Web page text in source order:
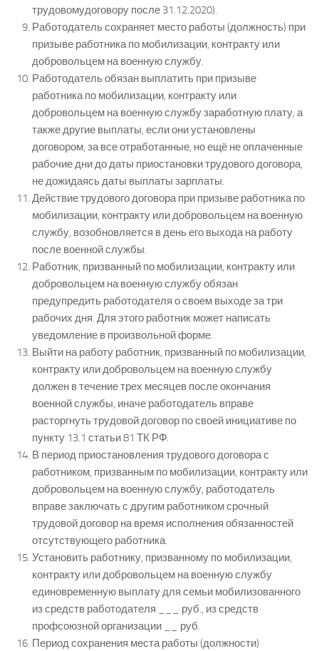
трудовомудоговору после 31.12.2020).
Работодатель сохраняет место работы (должность) при
призыве работника по мобилизации, контракту или
добровольцем на военную службу.
Работодатель обязан выплатить при призыве
работника по мобилизации, контракту или
добровольцем на военную службу заработную плату, а
также другие выплаты, если они установлены
договором, за все отработанные, но ещё не оплаченные
рабочие дни до даты приостановки трудового договора,
не дожидаясь даты выплаты зарплаты.
Действие трудового договора при призыве работника по
мобилизации, контракту или добровольцем на военную
службу, возобновляется в день его выхода на работу
после военной службы.
Работник, призванный по мобилизации, контракту или
добровольцем на военную службу обязан
предупредить работодателя о своем выходе за три
рабочих дня. Для этого работник может написать
уведомление в произвольной форме.
Выйти на работу работник, призванный по мобилизации,
контракту или добровольцем на военную службу
должен в течение трех месяцев после окончания
военной службы, иначе работодатель вправе
расторгнуть трудовой договор по своей инициативе по
пункту 13.1 статьи 81 ТК РФ.
В период приостановления трудового договора с
работником, призванным по мобилизации, контракту или
добровольцем на военную службу, работодатель
вправе заключать с другим работником срочный
трудовой договор на время исполнения обязанностей
отсутствующего работника.
Установить работнику, призванному по мобилизации,
контракту или добровольцем на военную службу
единовременную выплату для семьи мобилизованного
из средств работодателя ___ руб., из средств
профсоюзной организации __ руб.
Период сохранения места работы (должности)